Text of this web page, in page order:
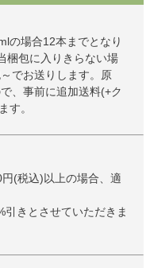
の場合12本までとなり
梱包に入りきらない場
でお送りします。原
、事前に追加送料(+ク
す。
(税込)以上の場合、適
きとさせていただきま